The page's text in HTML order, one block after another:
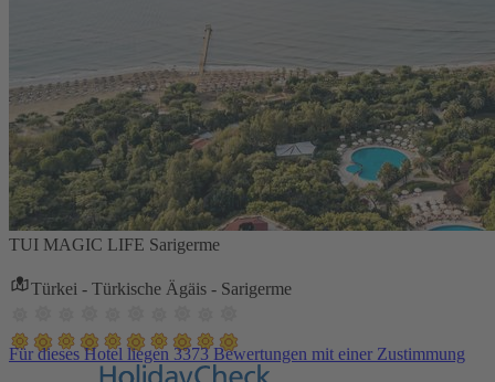
TUI MAGIC LIFE Sarigerme
Türkei - Türkische Ägäis - Sarigerme
Für dieses Hotel liegen 3373 Bewertungen mit einer Zustimmung